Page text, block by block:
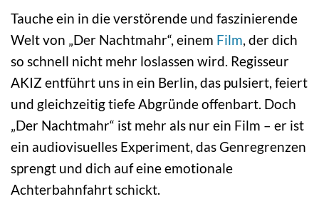
Tauche ein in die verstörende und faszinierende
Welt von „Der Nachtmahr“, einem Film, der dich
so schnell nicht mehr loslassen wird. Regisseur
AKIZ entführt uns in ein Berlin, das pulsiert, feiert
und gleichzeitig tiefe Abgründe offenbart. Doch
„Der Nachtmahr“ ist mehr als nur ein Film – er ist
ein audiovisuelles Experiment, das Genregrenzen
sprengt und dich auf eine emotionale
Achterbahnfahrt schickt.